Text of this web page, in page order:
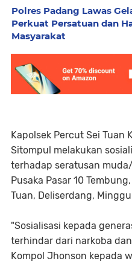
Polres Padang Lawas
Perkuat Persatuan dan
Masyarakat
Kapolsek Percut Sei Tuan
Sitompul melakukan
terhadap seratusan
Pusaka Pasar 10
Tuan, Deliserdang,
"Sosialisasi kepada
terhindar dari narkoba
Kompol Jhonson kepada